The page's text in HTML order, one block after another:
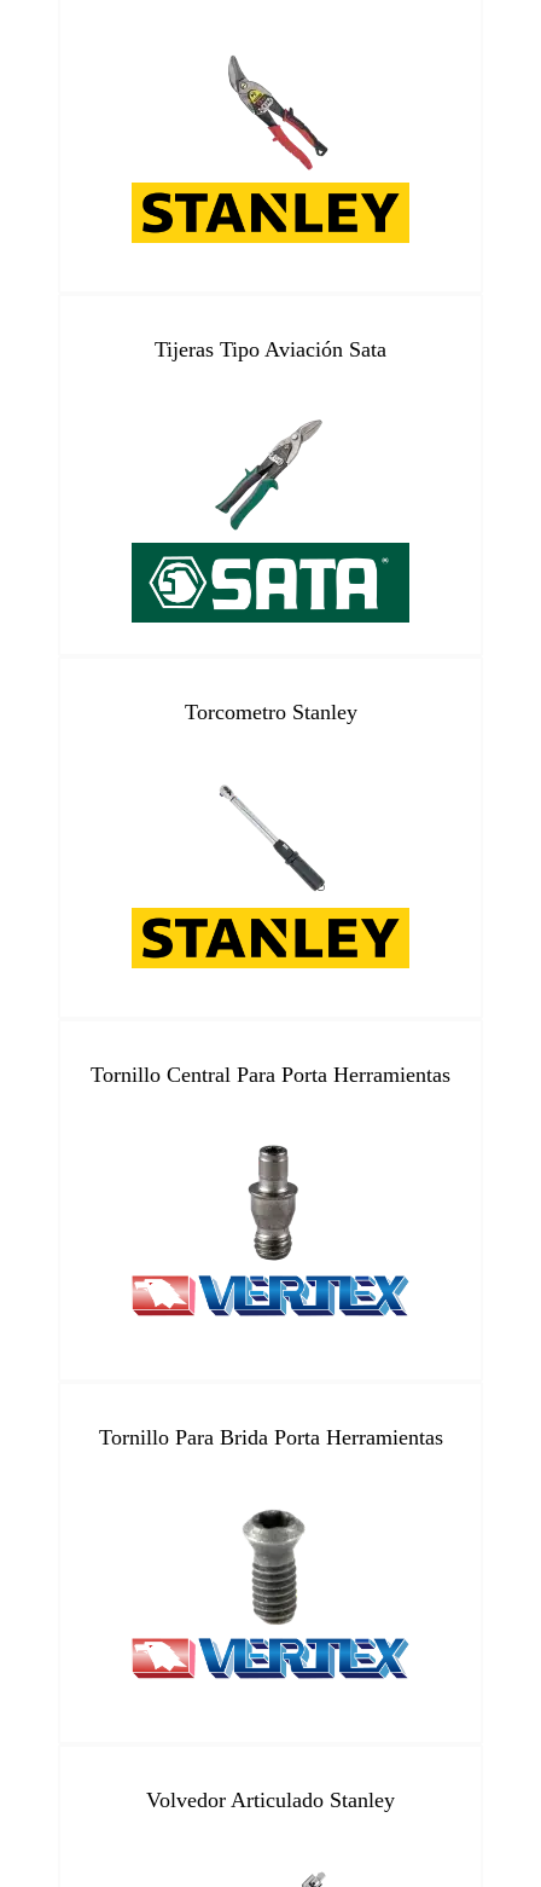
Tijeras Tipo Aviación Sata
Torcometro Stanley
Tornillo Central Para Porta Herramientas
Tornillo Para Brida Porta Herramientas
Volvedor Articulado Stanley